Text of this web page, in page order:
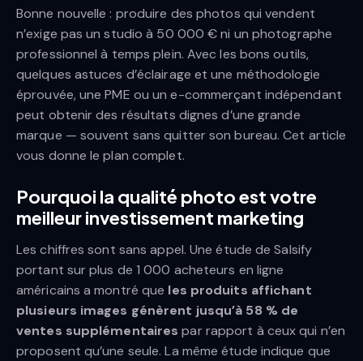
Bonne nouvelle : produire des photos qui vendent
n’exige pas un studio à 50 000 € ni un photographe
professionnel à temps plein. Avec les bons outils,
quelques astuces d’éclairage et une méthodologie
éprouvée, une PME ou un e-commerçant indépendant
peut obtenir des résultats dignes d’une grande
marque — souvent sans quitter son bureau. Cet article
vous donne le plan complet.
Pourquoi la qualité photo est votre
meilleur investissement marketing
Les chiffres sont sans appel. Une étude de Salsify
portant sur plus de 1 000 acheteurs en ligne
américains a montré que les produits affichant
plusieurs images génèrent jusqu’à 58 % de
ventes supplémentaires par rapport à ceux qui n’en
proposent qu’une seule. La même étude indique que